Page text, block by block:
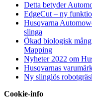
Detta betyder
EdgeCut – ny
Husqvarna
slinga
Ökad biologisk
Mapping
Nyheter 2022 om
Husqvarnas
Ny slinglös
Cookie-info